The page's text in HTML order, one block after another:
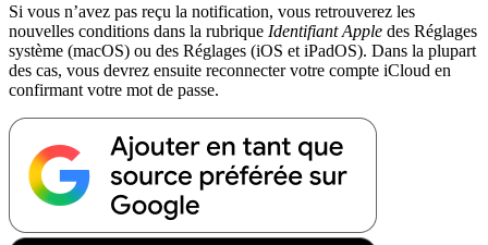
Si vous n’avez pas reçu la notification, vous retrouverez les
nouvelles conditions dans la rubrique Identifiant Apple des Réglages
système (macOS) ou des Réglages (iOS et iPadOS). Dans la plupart
des cas, vous devrez ensuite reconnecter votre compte iCloud en
confirmant votre mot de passe.